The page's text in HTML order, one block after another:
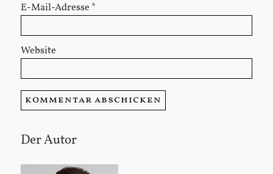
E-Mail-Adresse *
Website
Sidebar
Der Autor